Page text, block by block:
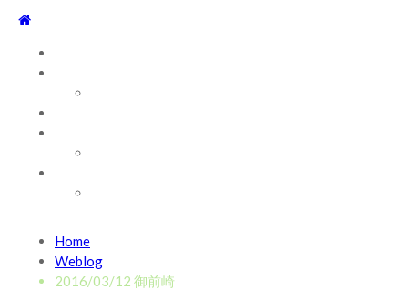
2026/7/28 御前崎方面 よれ入ったダンパー多め
年7月28日
Home
Weblog
2016/03/12 御前崎